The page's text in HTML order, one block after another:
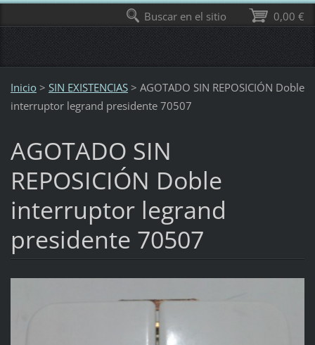
Inicio > SIN EXISTENCIAS > AGOTADO SIN REPOSICIÓN Doble
interruptor legrand presidente 70507
AGOTADO SIN
REPOSICIÓN Doble
interruptor legrand
presidente 70507
0,00 €
Buscar en el sitio